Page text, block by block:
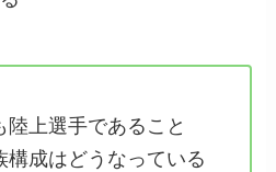
陸上選手であること
構成はどうなっている